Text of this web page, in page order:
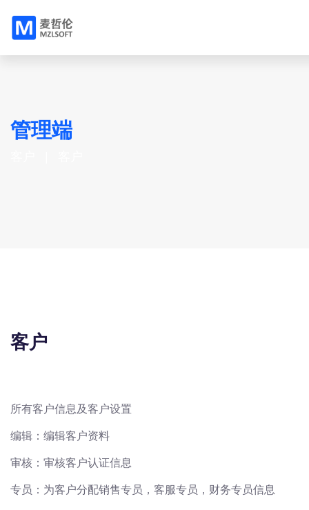
管理端
客户
所有客户信息及客户设置
编辑：编辑客户资料
审核：审核客户认证信息
专员：为客户分配销售专员，客服专员，财务专员信息